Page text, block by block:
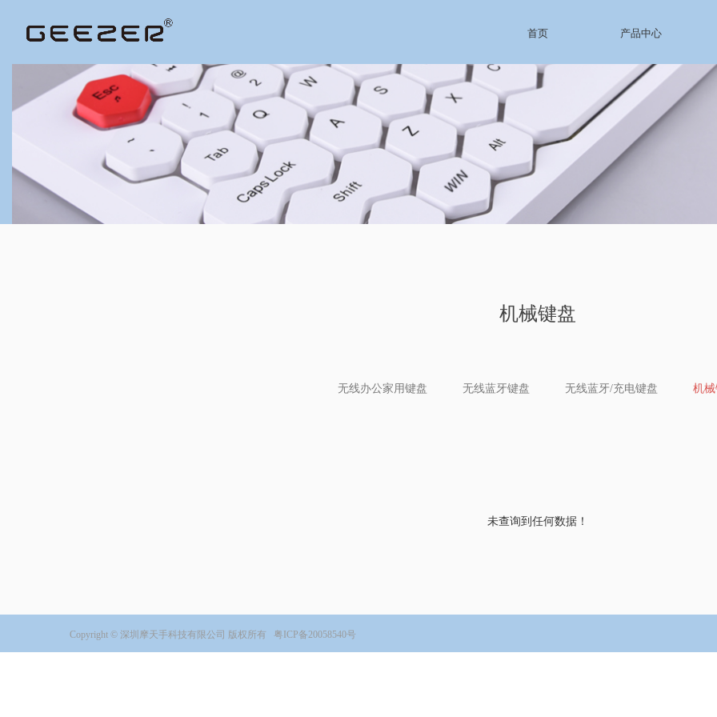
首页 产品中心
机械键盘
无线办公家用键盘 无线蓝牙键盘 无线蓝牙/充电键盘 机
未查询到任何数据！
Copyright © 深圳摩天手科技有限公司 版权所有 粤ICP备20058540号